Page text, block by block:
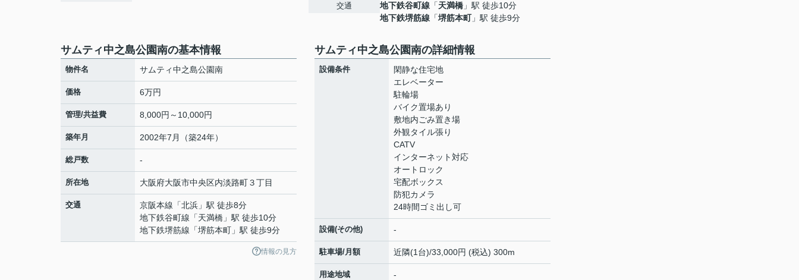
交通
地下鉄谷町線 「天満橋 」駅 徒歩10分
地下鉄堺筋線 「堺筋本町」駅 徒歩9分
サムティ中之島公園南の基本情報
物件名 サムティ中之島公園南
価格 6万円
管理/共益費 8,000円～10,000円
築年月 2002年7月（築24年）
総戸数 -
所在地 大阪府大阪市中央区内淡路町３丁目
交通 京阪本線 「北浜 」駅 徒歩8分
地下鉄谷町線 「天満橋 」駅 徒歩10分
地下鉄堺筋線 「堺筋本町 」駅 徒歩9分
情報の見方
サムティ中之島公園南の詳細情報
設備条件
閑静な住宅地
エレベーター
駐輪場
バイク置場あり
敷地内ごみ置き場
外観タイル張り
CATV
インターネット対応
オートロック
宅配ボックス
防犯カメラ
24時間ゴミ出し可
設備(その他) -
駐車場/月額 近隣(1台)/33,000円 (税込) 300m
用途地域 -